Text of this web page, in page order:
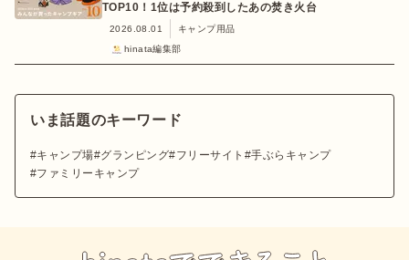
TOP10！1位は予約殺到したあの焚き火台
2026.08.01
キャンプ用品
hinata編集部
いま話題のキーワード
キャンプ場 グランピング フリーサイト
手ぶらキャンプ
ファミリーキャンプ